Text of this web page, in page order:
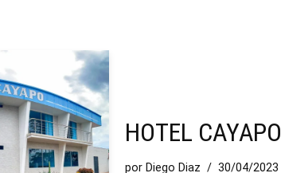
HOTEL CAYAPO
por Diego Diaz 30/04/2023